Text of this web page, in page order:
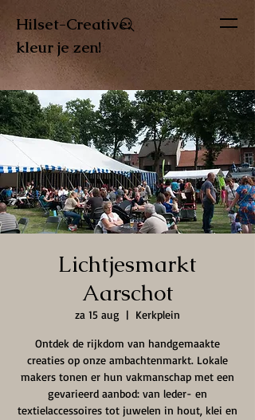
Hilset-Creative:
kleur je zen!
Lichtjesmarkt
Aarschot
za 15 aug
  |
Kerkplein
Ontdek de rijkdom van handgemaakte
creaties op onze ambachtenmarkt. Lokale
makers tonen er hun vakmanschap met een
gevarieerd aanbod: van leder- en
textielaccessoires tot juwelen in hout, klei en